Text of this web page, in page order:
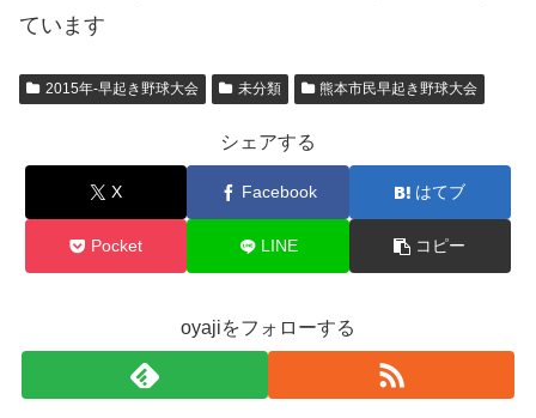
ています
2015年-早起き野球大会 未分類 熊本市民早起き野球大会
シェアする
X Facebook はてブ
Pocket LINE コピー
oyajiをフォローする